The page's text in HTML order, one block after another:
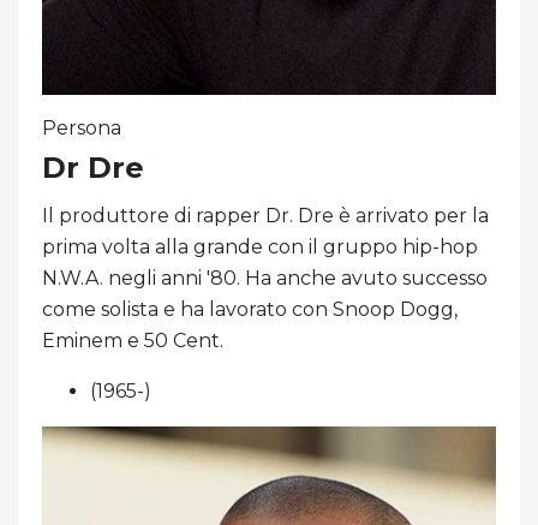
Persona
Dr Dre
Il produttore di rapper Dr. Dre è arrivato per la
prima volta alla grande con il gruppo hip-hop
N.W.A. negli anni '80. Ha anche avuto successo
come solista e ha lavorato con Snoop Dogg,
Eminem e 50 Cent.
(1965-)